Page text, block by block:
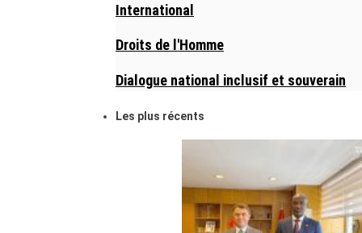
International
Droits de l'Homme
Dialogue national inclusif et souverain
Les plus récents